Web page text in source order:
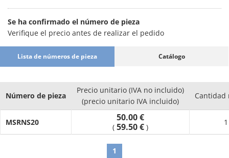
Se ha confirmado el número de pieza
Verifique el precio antes de realizar el pedido
Lista de números de pieza Catálogo
Número de pieza
Precio unitario (IVA no incluido)
(precio unitario IVA incluido)
Cantidad
MSRNS20 50.00 €
( 59.50 € )
1